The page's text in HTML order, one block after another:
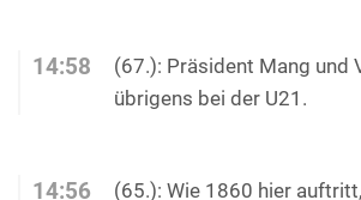
14:58
(67.): Präsident Mang und
übrigens bei der U21.
14:56
(65.): Wie 1860 hier